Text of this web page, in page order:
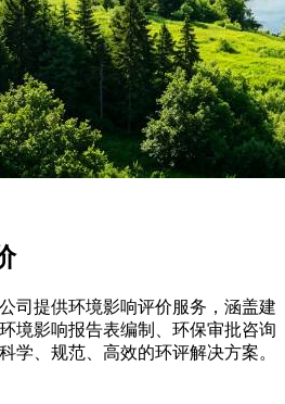
司提供环境影响评价服务，涵盖建
境影响报告表编制、环保审批咨询
学、规范、高效的环评解决方案。